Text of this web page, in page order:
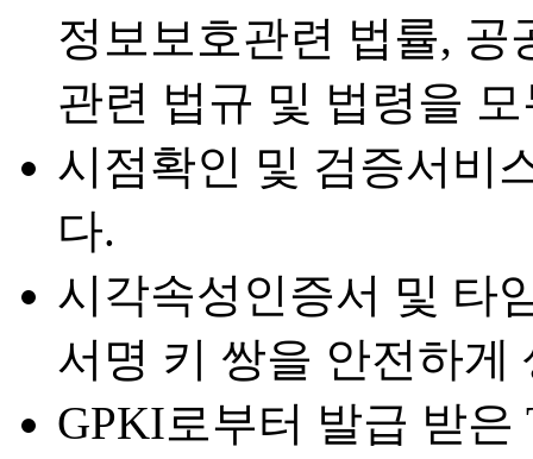
정보보호관련 법률, 공
관련 법규 및 법령을
시점확인 및 검증서비
다.
시각속성인증서 및 타
서명 키 쌍을 안전하게
GPKI로부터 발급 받